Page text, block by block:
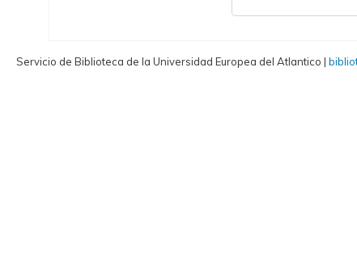
Servicio de Biblioteca de la Universidad Europea del Atlantico |